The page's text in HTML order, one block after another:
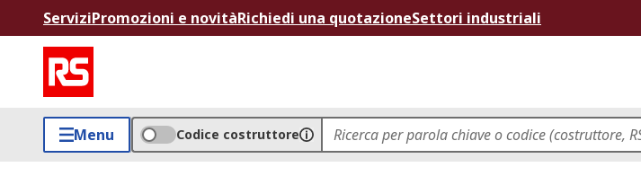
ServiziPromozioni e novitàRichiedi una quotazioneSettori industriali
Menu Codice costruttore